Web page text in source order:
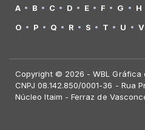
A B C D E F G H
O
P Q R S T U V
Copyright © 2026 - WBL Gráfica
CNPJ 08.142.850/0001-36 - Rua
Núcleo Itaim - Ferraz de